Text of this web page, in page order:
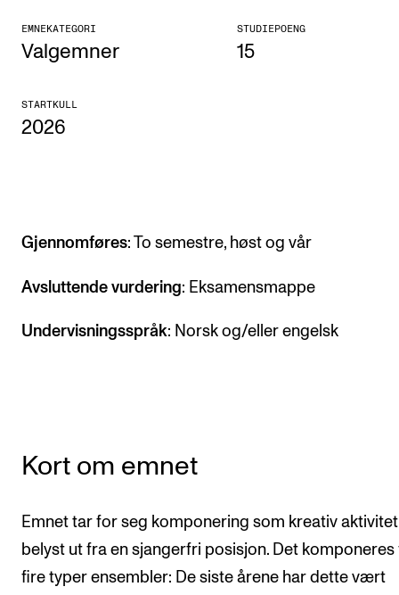
STUDENTLIV
Søknad og opptak
Fagmiljøer
FORSKNING
CERM
INTERNASJONALT
Internasjonal strategi
Samarbeidsprosjekter
EMNEKATEGORI
Valgemner
STUDIEPOENG
15
STARTKULL
2026
Gjennomføres: To semestre, høst og vår
Avsluttende vurdering: Eksamensmappe
Undervisningsspråk: Norsk og/eller engelsk
Kort om emnet
Emnet tar for seg komponering som kreativ aktivitet
belyst ut fra en sjangerfri posisjon. Det komponeres
fire typer ensembler: De siste årene har dette vært